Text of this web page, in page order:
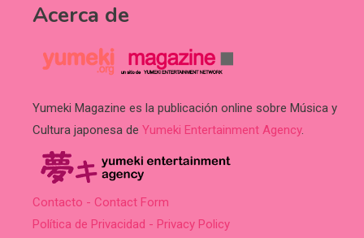
Acerca de
Yumeki Magazine es la publicación online sobre Música y
Cultura japonesa de Yumeki Entertainment Agency.
Contacto - Contact Form
Política de Privacidad - Privacy Policy